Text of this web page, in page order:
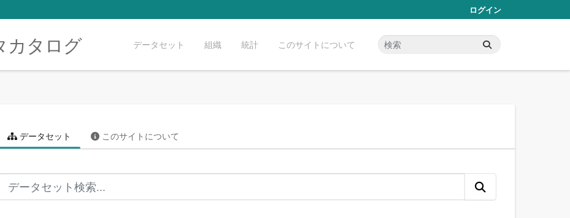
ログイン
カタログ データセット 組織 統計 このサイトについて
データセット このサイトについて